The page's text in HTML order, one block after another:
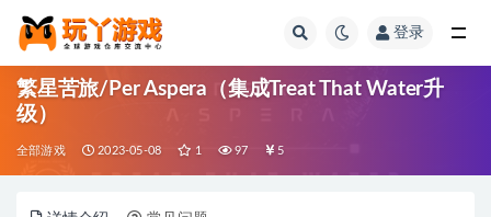
登录
繁星苦旅/Per Aspera（集成Treat That Water升
级）
全部游戏 2023-05-08 1 97 5